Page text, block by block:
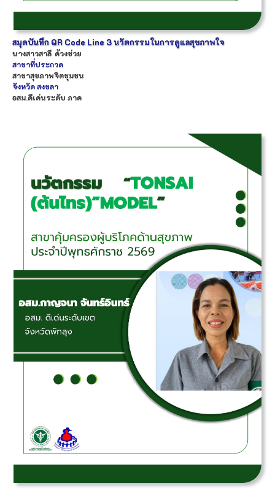
สมุดบันทึก QR Code Line 3 นวัตกรรมในการดูแลสุขภาพใจ
นางสาวสาลี ด้วงช่วย
สาขาที่ประกวด
สาขาสุขภาพจิตชุมชน
จังหวัดสงขลา
อสม.ดีเด่นระดับ ภาค